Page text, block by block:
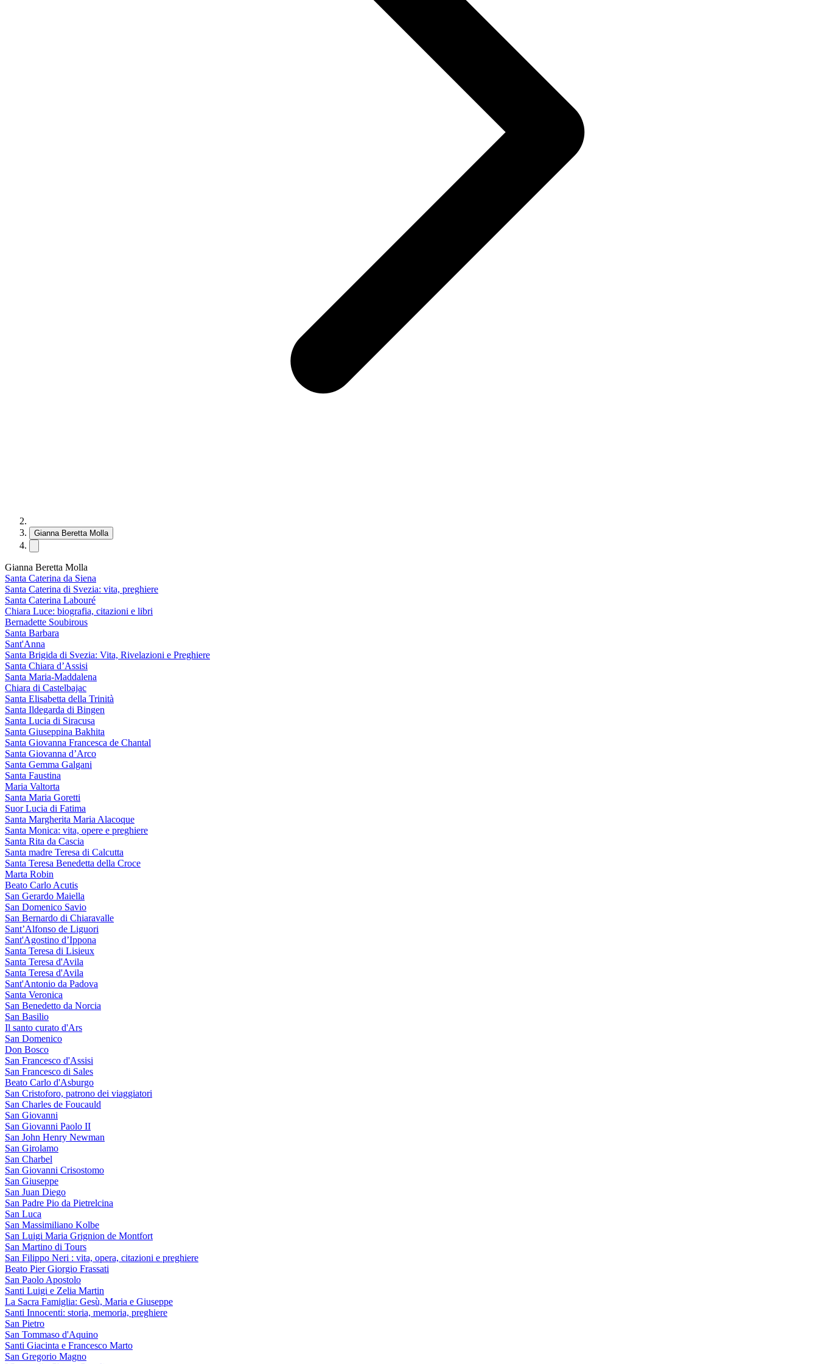
Gianna Beretta Molla
Gianna Beretta Molla
Santa Caterina da Siena
Santa Caterina di Svezia: vita, preghiere
Santa Caterina Labouré
Chiara Luce: biografia, citazioni e libri
Bernadette Soubirous
Santa Barbara
Sant'Anna
Santa Brigida di Svezia: Vita, Rivelazioni e Preghiere
Santa Chiara d’Assisi
Santa Maria-Maddalena
Chiara di Castelbajac
Santa Elisabetta della Trinità
Santa Ildegarda di Bingen
Santa Lucia di Siracusa
Santa Giuseppina Bakhita
Santa Giovanna Francesca de Chantal
Santa Giovanna d’Arco
Santa Gemma Galgani
Santa Faustina
Maria Valtorta
Santa Maria Goretti
Suor Lucia di Fatima
Santa Margherita Maria Alacoque
Santa Monica: vita, opere e preghiere
Santa Rita da Cascia
Santa madre Teresa di Calcutta
Santa Teresa Benedetta della Croce
Marta Robin
Beato Carlo Acutis
San Gerardo Maiella
San Domenico Savio
San Bernardo di Chiaravalle
Sant’Alfonso de Liguori
Sant'Agostino d’Ippona
Santa Teresa di Lisieux
Santa Teresa d'Avila
Santa Teresa d'Avila
Sant'Antonio da Padova
Santa Veronica
San Benedetto da Norcia
San Basilio
Il santo curato d'Ars
San Domenico
Don Bosco
San Francesco d'Assisi
San Francesco di Sales
Beato Carlo d'Asburgo
San Cristoforo, patrono dei viaggiatori
San Charles de Foucauld
San Giovanni
San Giovanni Paolo II
San John Henry Newman
San Girolamo
San Charbel
San Giovanni Crisostomo
San Giuseppe
San Juan Diego
San Padre Pio da Pietrelcina
San Luca
San Massimiliano Kolbe
San Luigi Maria Grignion de Montfort
San Martino di Tours
San Filippo Neri : vita, opera, citazioni e preghiere
Beato Pier Giorgio Frassati
San Paolo Apostolo
Santi Luigi e Zelia Martin
La Sacra Famiglia: Gesù, Maria e Giuseppe
Santi Innocenti: storia, memoria, preghiere
San Pietro
San Tommaso d'Aquino
Santi Giacinta e Francesco Marto
San Gregorio Magno